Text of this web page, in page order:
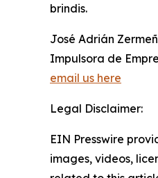
brindis.
José Adrián
Impulsora de
email us here
Legal Disclaimer:
EIN Presswire
images, videos,